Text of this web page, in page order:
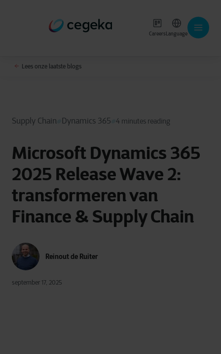
CareersLanguage
Lees onze laatste blogs
Supply Chain Dynamics 365 4 minutes reading
Microsoft Dynamics 365
2025 Release Wave 2:
transformeren van
Finance & Supply Chain
Reinout de Ruiter
september 17, 2025